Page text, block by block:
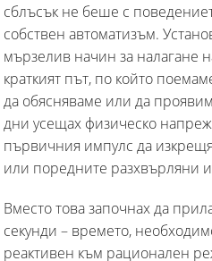
сблъсък не беше с
собствен автоматизъм.
мързелив начин за налагане
краткият път, по който
да обясняваме или да
дни усещах физическо
първичния импулс да
или поредните разхвърляни
Вместо това започнах да
секунди – времето,
реактивен към рационален